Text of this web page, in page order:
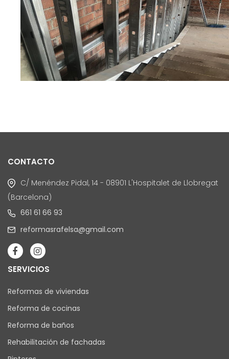
CONTACTO
C/ Menéndez Pidal, 14 - 08901 L'Hospitalet de Llobregat
(Barcelona)
661 61 66 93
reformasrafelsa@gmail.com
SERVICIOS
Reformas de viviendas
Reforma de cocinas
Reforma de baños
Rehabilitación de fachadas